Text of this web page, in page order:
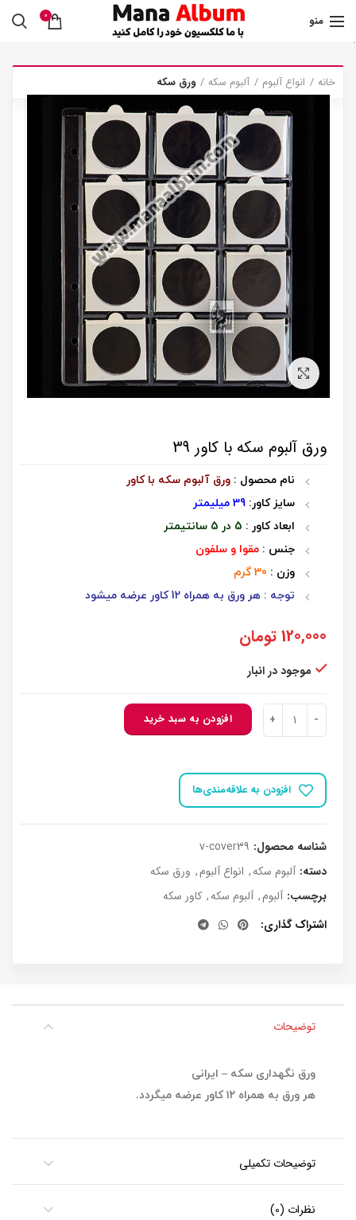
منو 0
.
خانه انواع آلبوم آلبوم سکه ورق سکه
برای بزرگنمایی کلیک کنید
ورق آلبوم سکه با کاور 39
نام محصول : ورق آلبوم سکه با کاور
سایز کاور: 39 میلیمتر
ابعاد کاور : 5 در 5 سانتیمتر
جنس : مقوا و سلفون
وزن :
توجه : هر ورق به همراه 12 کاور عرضه میشود
120,000تومان
موجود در انبار
ورق آلبوم سکه با کاور 39 عددافزودن به سبد خرید
افزودن به علاقه‌مندی‌ها
شناسه محصول: v-cover39
دسته: آلبوم سکه, انواع آلبوم, ورق سکه
برچسب: آلبوم, آلبوم سکه, کاور سکه
اشتراک گذاری
توضیحات
ورق نگهداری سکه – ایرانی
هر ورق به همراه ۱۲ کاور عرضه میگردد.
توضیحات تکمیلی
نظرات (0)